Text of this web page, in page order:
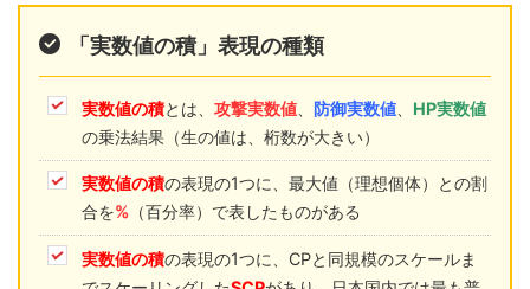
「実数値の積」表現の種類
実数値の積とは、 攻撃実数値 防御実数値
HP実数値
の乗法結果（生の値は、桁数が大きい）
実数値の積の表現の1つに、最大値（理想個体）との割
合を% （百分率）で表したものがある
実数値の積の表現の1つに、CPと同規模のスケールま